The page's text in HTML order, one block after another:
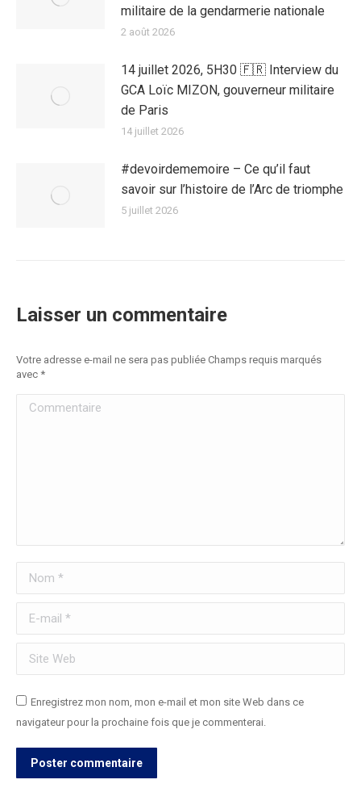
militaire de la gendarmerie nationale
2 août 2026
14 juillet 2026, 5H30 🇫🇷 Interview du
GCA Loïc MIZON, gouverneur militaire
de Paris
14 juillet 2026
#devoirdememoire – Ce qu’il faut
savoir sur l’histoire de l’Arc de triomphe
5 juillet 2026
Laisser un commentaire
Votre adresse e-mail ne sera pas publiée Champs requis marqués
avec *
Commentaire
Nom *
E-mail *
Site Web
Enregistrez mon nom, mon e-mail et mon site Web dans ce
navigateur pour la prochaine fois que je commenterai.
Poster commentaire